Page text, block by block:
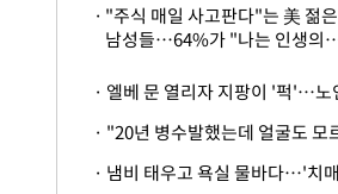
"주식 매일 사고판다"는 美 젊은
남성들…64%가 "나는 인생의